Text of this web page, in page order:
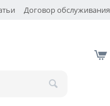
Договор обслуживания